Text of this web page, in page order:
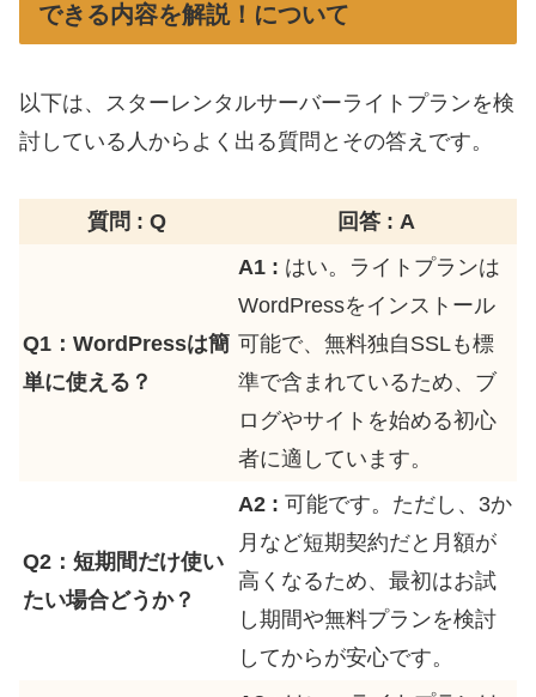
できる内容を解説！について
以下は、スターレンタルサーバーライトプランを検
討している人からよく出る質問とその答えです。
質問 : Q 回答 : A
Q1：WordPressは簡
単に使える？
A1 : はい。ライトプランは
WordPressをインストール
可能で、無料独自SSLも標
準で含まれているため、ブ
ログやサイトを始める初心
者に適しています。
Q2：短期間だけ使い
たい場合どうか？
A2 : 可能です。ただし、3か
月など短期契約だと月額が
高くなるため、最初はお試
し期間や無料プランを検討
してからが安心です。